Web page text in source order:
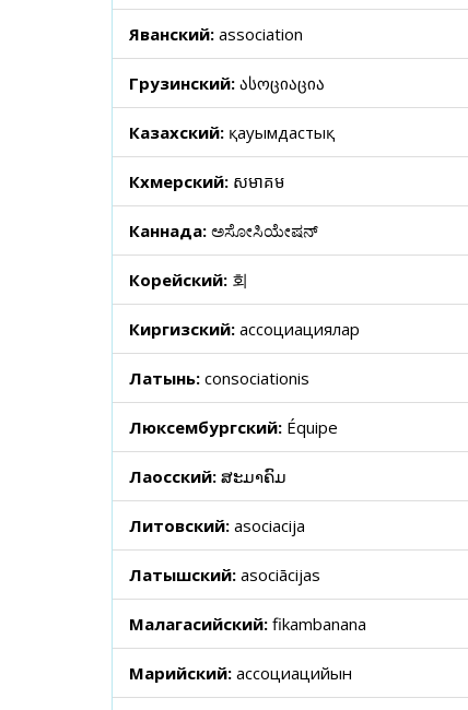
Яванский: association
Грузинский: ასოციაცია
Казахский: қауымдастық
Кхмерский: សមាគម
Каннада: ಅಸೋಸಿಯೇಷನ್
Корейский: 회
Киргизский: ассоциациялар
Латынь: consociationis
Люксембургский: Équipe
Лаосский: ສະມາຄົມ
Литовский: asociacija
Латышский: asociācijas
Малагасийский: fikambanana
Марийский: ассоциацийын